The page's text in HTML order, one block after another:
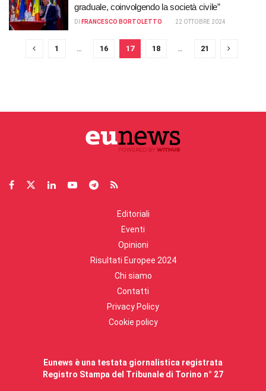
graduale, coinvolgendo la società civile”
DI FRANCESCO BORTOLETTO 22 OTTOBRE 2024
1 … 16 17 18 … 21
Editoriali
Eventi
Opinioni
Risultati Europee 2024
Chi siamo
Contatti
Privacy Policy
Cookie policy
Eunews è una testata giornalistica registrata
Registro Stampa del Tribunale di Torino n° 27